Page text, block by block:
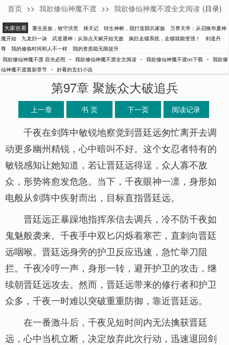
容光必照
首页 >> 我欲修仙神魔不渡 >> 我欲修仙神魔不渡全文阅读 (目录)
大家在看 重生巫族，牧守洪荒 择天记 转生神树，我打造阴兵家族
万界天帝：从召唤华夏神
魔开始
九龙归一诀 武道通神：从加点天赋开始无敌 疯狂走镖系统，走镖就能变强！
剑道丹
尊
我的修炼时间和人不一样
我的资质能无限提升
我欲修仙神魔不渡 容光必照 - 我欲修仙神魔不渡全文阅读 - 我欲修仙神魔不渡txt下载 - 我欲修
仙神魔不渡最新章节 - 好看的玄幻小说
第97章 聚族众大破追兵
上一章 书 页 下一页 阅读记录
千夜在剑阵中敏锐地察觉到晋廷远匆忙离开去调
动更多幽州精锐，心中暗叫不好。这个女忍者特有的
敏锐感知让她知道，若让晋廷远得逞，众人寡不敌
众，形势将愈发危急。当下，千夜眼神一凛，身形如
电般从剑阵中疾射而出，目标直指晋廷远。
晋廷远正暴躁地指挥亲信去调兵，冷不防千夜如
鬼魅般袭来。千夜手中双匕闪烁着寒芒，直刺向晋廷
远咽喉。晋廷远身旁的护卫反应迅速，急忙举刀阻
拦。千夜冷哼一声，身形一转，避开护卫的攻击，继
续朝晋廷远攻去。然而，晋廷远带来的修行者和护卫
众多，千夜一时难以突破重重防御，靠近晋廷远。
在一番激斗后，千夜见短时间内无法擒获晋廷
远，心中当机立断，决定放弃此次行动，迅速退回剑